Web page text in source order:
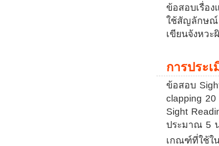
ข้อสอบเรื่อ
ใช้สัญลักษณ์
เขียนจังหว
การประ
ข้อสอบ
clapping
Sight
ประมาณ 5
เกณฑ์ที่ใช้ใ